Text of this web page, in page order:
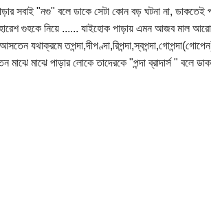
সবাই "নগু" বলে ডাকে সেটা কোন বড় ঘটনা না, ডাকতেই
গুহকে নিয়ে ...... যাইহোক পাড়ায় এমন আজব মাল আরো
যথাক্রমে
মাঝে পাড়ার লোকে তাদেরকে "পন্দা ব্রাদার্স " বলে